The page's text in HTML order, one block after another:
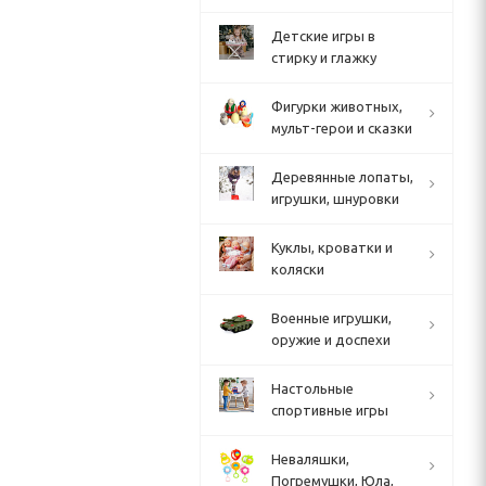
Детские игры в
стирку и глажку
Фигурки животных,
мульт-герои и сказки
Деревянные лопаты,
игрушки, шнуровки
Куклы, кроватки и
коляски
Военные игрушки,
оружие и доспехи
Настольные
спортивные игры
Неваляшки,
Погремушки, Юла,